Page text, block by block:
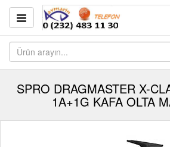
SPRO DRAGMASTER X-
1A+1G KAFA OLTA